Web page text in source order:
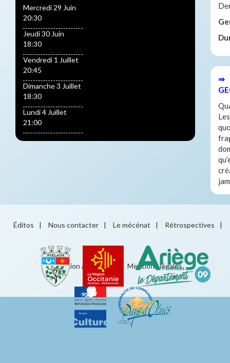
Mercredi 29 Juin
20:30
Jeudi 30 Juin
18:30
Vendredi 1 Juillet
20:45
Dimanche 3 Juillet
18:30
Lundi 4 Juillet
21:00
⇒
Éditos | Nous contacter | Le mécénat | Rétrospectives |
Éducation artistique Mentions légales